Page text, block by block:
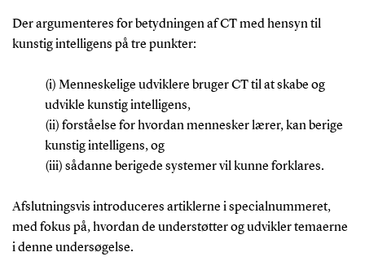
Der argumenteres for betydningen af CT med hensyn til
kunstig intelligens på tre punkter:
(i) Menneskelige udviklere bruger CT til at skabe og
udvikle kunstig intelligens,
(ii) forståelse for hvordan mennesker lærer, kan berige
kunstig intelligens, og
(iii) sådanne berigede systemer vil kunne forklares.
Afslutningsvis introduceres artiklerne i specialnummeret,
med fokus på, hvordan de understøtter og udvikler temaerne
i denne undersøgelse.